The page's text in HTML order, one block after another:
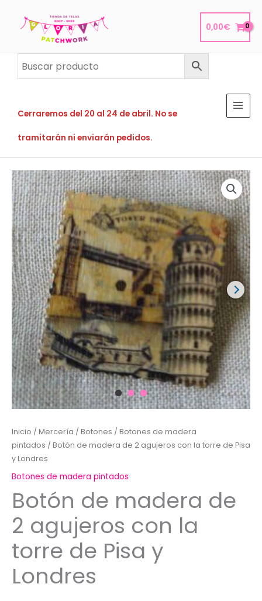
0,00€
Cerraremos del 20 al 24 de abril. No se
tramitarán ni enviarán pedidos.
Inicio / Mercería / Botones / Botones de madera
pintados / Botón de madera de 2 agujeros con la torre de Pisa
y Londres
Botones de madera pintados
Botón de madera de
2 agujeros con la
torre de Pisa y
Londres